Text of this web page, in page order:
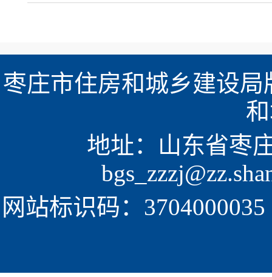
枣庄市住房和城乡建设
地址：山东省枣
网站标识码：